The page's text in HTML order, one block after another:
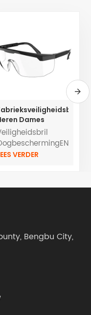
Dames
impactbrillen
kras
en UV400
VERDER
Bengbu City,